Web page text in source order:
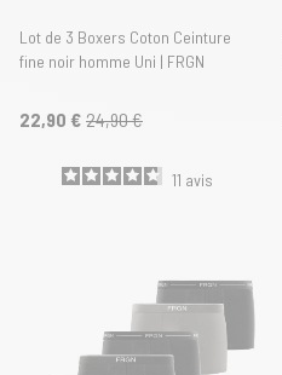
Lot de 3 Boxers Coton Ceinture
fine noir homme Uni | FRGN
22,90 € 24,90 €
11 avis